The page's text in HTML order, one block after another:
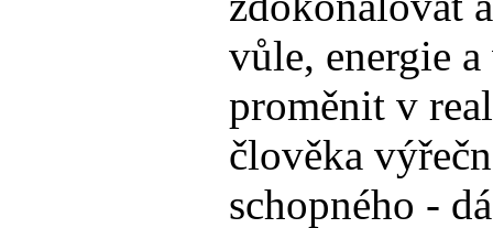
vůle, energie
proměnit v
člověka
schopného -